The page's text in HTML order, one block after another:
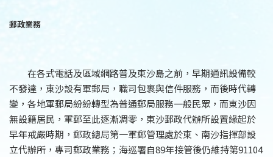
郵政業務
在各式電話及區域網路普及東沙島之前，早期通訊設備較
不發達，東沙設有軍郵局，職司包裹與信件服務，而後時代轉
變，各地軍郵局紛紛轉型為普通郵局服務一般民眾，而東沙因
無設籍居民，軍郵至此逐漸凋零，東沙郵政代辦所設置緣起於
早年戒嚴時期，郵政總局第一軍郵管理處於東、南沙指揮部設
立代辦所，專司郵政業務；海巡署自89年接管後仍維持第91104